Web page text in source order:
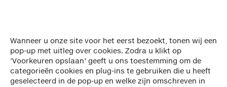
Wanneer u onze site voor het eerst bezoekt, tonen wij een
pop-up met uitleg over cookies. Zodra u klikt op
‘Voorkeuren opslaan’ geeft u ons toestemming om de
categorieën cookies en plug-ins te gebruiken die u heeft
geselecteerd in de pop-up en welke zijn omschreven in